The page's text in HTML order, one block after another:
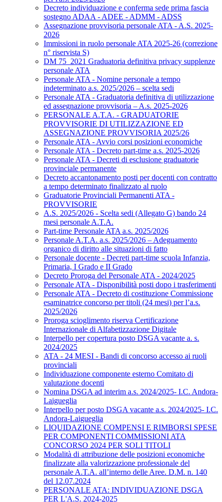
Decreto individuazione e conferma sede prima fascia
sostegno ADAA - ADEE - ADMM - ADSS
Assegnazione provvisoria personale ATA - A.S. 2025-
2026
Immissioni in ruolo personale ATA 2025-26 (correzione
n° riservista S)
DM 75_2021 Graduatoria definitiva privacy supplenze
personale ATA
Personale ATA - Nomine personale a tempo
indeterminato a.s. 2025/2026 – scelta sedi
Personale ATA - Graduatoria definitiva di utilizzazione
ed assegnazione provvisoria – A.s. 2025-2026
PERSONALE A.T.A. - GRADUATORIE
PROVVISORIE DI UTILIZZAZIONE ED
ASSEGNAZIONE PROVVISORIA 2025/26
Personale ATA - Avvio corsi posizioni economiche
Personale ATA - Decreto part-time a.s. 2025-2026
Personale ATA - Decreti di esclusione graduatorie
provinciale permanente
Decreto accantonamento posti per docenti con contratto
a tempo determinato finalizzato al ruolo
Graduatorie Provinciali Permanenti ATA -
PROVVISORIE
A.S. 2025/2026 - Scelta sedi (Allegato G) bando 24
mesi personale A.T.A.
Part-time Personale ATA a.s. 2025/2026
Personale A.T.A. a.s. 2025/2026 – Adeguamento
organico di diritto alle situazioni di fatto
Personale docente - Decreti part-time scuola Infanzia,
Primaria, I Grado e II Grado
Decreto Proroga del Personale ATA - 2024/2025
Personale ATA - Disponibilità posti dopo i trasferimenti
Personale ATA - Decreto di costituzione Commissione
esaminatrice concorso per titoli (24 mesi) per l’a.s.
2025/2026
Proroga scioglimento riserva Certificazione
Internazionale di Alfabetizzazione Digitale
Interpello per copertura posto DSGA vacante a. s.
2024/2025
ATA - 24 MESI - Bandi di concorso accesso ai ruoli
provinciali
Individuazione componente esterno Comitato di
valutazione docenti
Nomina DSGA ad interim a.s. 2024/2025- I.C. Andora-
Laigueglia
Interpello per posto DSGA vacante a.s. 2024/2025- I.C.
Andora-Laigueglia
LIQUIDAZIONE COMPENSI E RIMBORSI SPESE
PER COMPONENTI COMMISSIONI ATA
CONCORSO 2024 PER SOLI TITOLI
Modalità di attribuzione delle posizioni economiche
finalizzate alla valorizzazione professionale del
personale A.T.A. all’interno delle Aree. D.M. n. 140
del 12.07.2024
PERSONALE ATA: INDIVIDUAZIONE DSGA
PER L'A.S. 2024-2025